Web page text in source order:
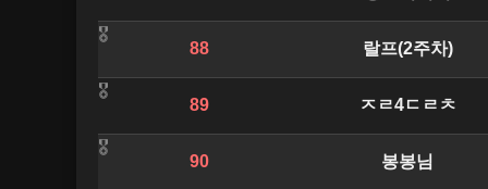
88 랄프(2주차)
89 ㅈㄹ4ㄷㄹㅊ
90 봉봉님